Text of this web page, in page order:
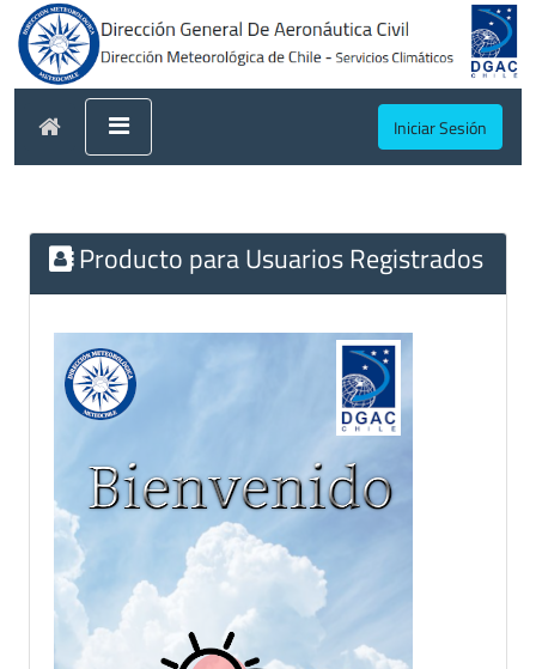
Iniciar Sesión
Producto para Usuarios Registrados